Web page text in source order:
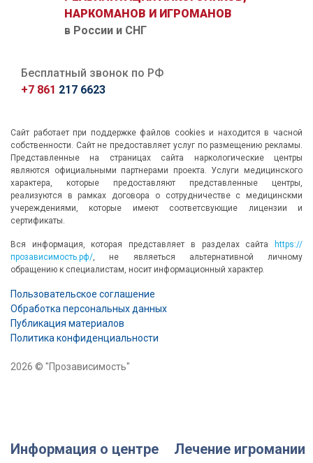
НАРКОМАНОВ И ИГРОМАНОВ
в России и СНГ
Бесплатный звонок по РФ
+7 861 217 6623
Сайт работает при поддержке файлов cookies и находится в часной
собственности. Сайт не предоставляет услуг по размещению рекламы.
Представленные на страницах сайта наркологические центры
являются официальными партнерами проекта. Услуги медицинского
характера, которые предоставляют представленные центры,
реализуются в рамках договора о сотрудничестве с медицинскми
учереждениями, которые имеют соответсвующие лицензии и
сертификаты.
Вся информация, которая представляет в разделах сайта
https://
прозависимость.рф/ , не являеться альтернативной личному
обращению к специалистам, носит информационный характер.
Пользовательское соглашение
Обработка персональных данных
Публикация материалов
Политика конфиденциальности
2026 © "Прозависимость"
Информация о центре Лечение игромании